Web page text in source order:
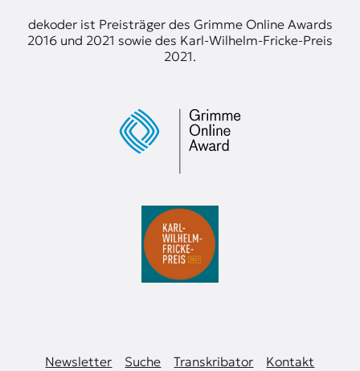
dekoder ist Preisträger des Grimme Online Awards
2016 und 2021 sowie des Karl-Wilhelm-Fricke-Preis
2021.
Newsletter Suche Transkribator Kontakt